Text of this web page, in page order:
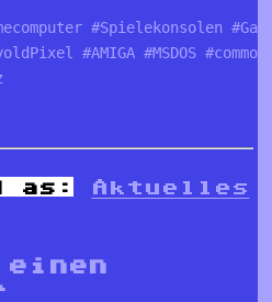
#Spielekonsolen
#AMIGA #MSDOS
as: Aktuelles